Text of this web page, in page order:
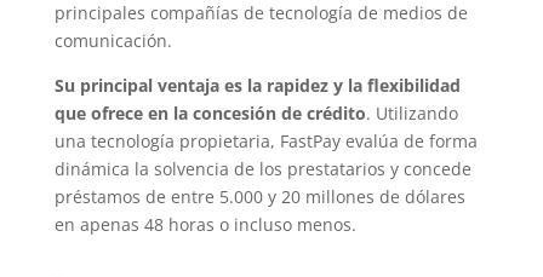
principales compañías de tecnología de medios de
comunicación.
Su principal ventaja es la rapidez y la flexibilidad
que ofrece en la concesión de crédito. Utilizando
una tecnología propietaria, FastPay evalúa de forma
dinámica la solvencia de los prestatarios y concede
préstamos de entre 5.000 y 20 millones de dólares
en apenas 48 horas o incluso menos.